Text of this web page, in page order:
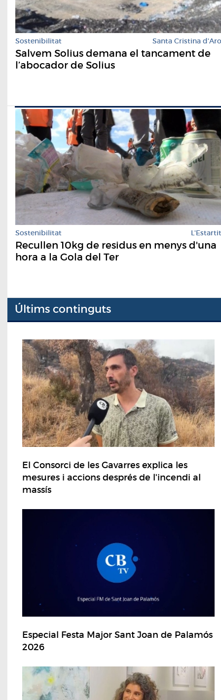
Sostenibilitat Santa Cristina d'Aro
Salvem Solius demana el tancament de
l’abocador de Solius
Sostenibilitat L'Estartit
Recullen 10kg de residus en menys d'una
hora a la Gola del Ter
Últims continguts
El Consorci de les Gavarres explica les
mesures i accions després de l'incendi al
massís
Especial Festa Major Sant Joan de Palamós
2026